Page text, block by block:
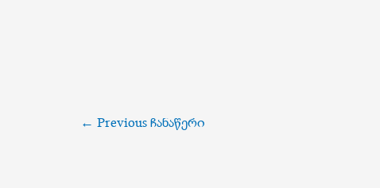
პოსტის
← Previous ჩანაწერი